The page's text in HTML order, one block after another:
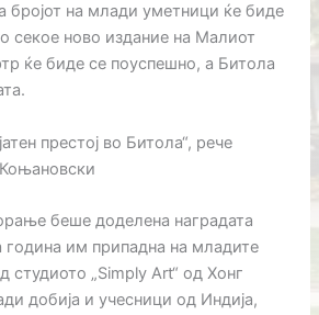
бројот на млади уметници ќе биде
секое ново издание на Малиот
ќе биде се поуспешно, а Битола
престој во Битола“, рече
беше доделена наградата
година им припадна на младите
студиото „Simply Art“ од Хонг
добија и учесници од Индија,